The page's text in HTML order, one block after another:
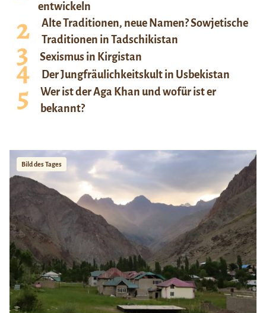
entwickeln
Alte Traditionen, neue Namen? Sowjetische
Traditionen in Tadschikistan
Sexismus in Kirgistan
Der Jungfräulichkeitskult in Usbekistan
Wer ist der Aga Khan und wofür ist er
bekannt?
Bild des Tages